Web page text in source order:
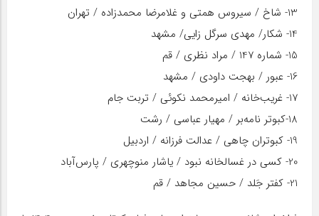
13- شاخ / سیروس همتی و غلامرضا محمدزاده / تهران
14- شکار/ مهدی سرگل زایی/ مشهد
15- شماره 147 / مراد نظری / قم
16- عبور / بهجت داودی / مشهد
17- غریب‌خانه / امیرمحمد نکوئی / تربت جام
18-کبوتر نامه‌بر / مهیار عباسی / رشت
19- کبوتران چاهی / عدالت فرزانه / اردبیل
20- کسی در غسالخانه نبود / یاشار منوچهری / پارس‌آباد
21- کفتر جَلد / حسین مجاهد / قم